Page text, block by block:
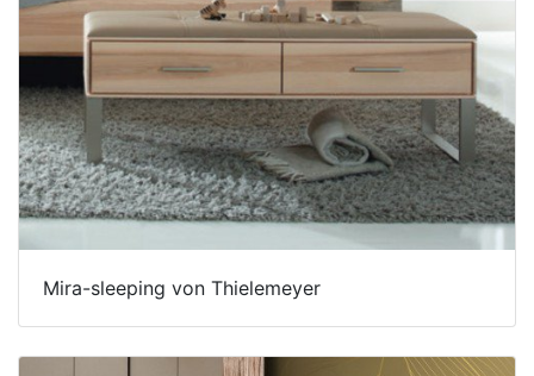
Mira-sleeping von Thielemeyer